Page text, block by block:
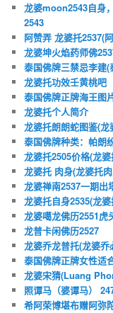
龙婆moon2543自身
2543
阿赞弄 龙婆托2537(
龙婆坤火焰药师佛
泰国佛牌三禁忌李建
龙婆托功效壬黄桃吧
泰国佛牌正牌海王图
龙婆托个人简介
龙婆托朗朗蛇图鉴(龙
泰国佛牌种类：帕朗
龙婆托2505价格(龙
龙婆托 肉身(龙婆托
龙婆禅南2537一期出
龙婆托自身2535(龙
龙婆噶龙佛历2551虎
龙普卡闲佛历2527
龙婆乔龙普托(龙婆乔
泰国佛牌正牌女性适
龙婆宋猜(Luang
照谭马（婆谭马）
希阿荣博堪布赠阿弥